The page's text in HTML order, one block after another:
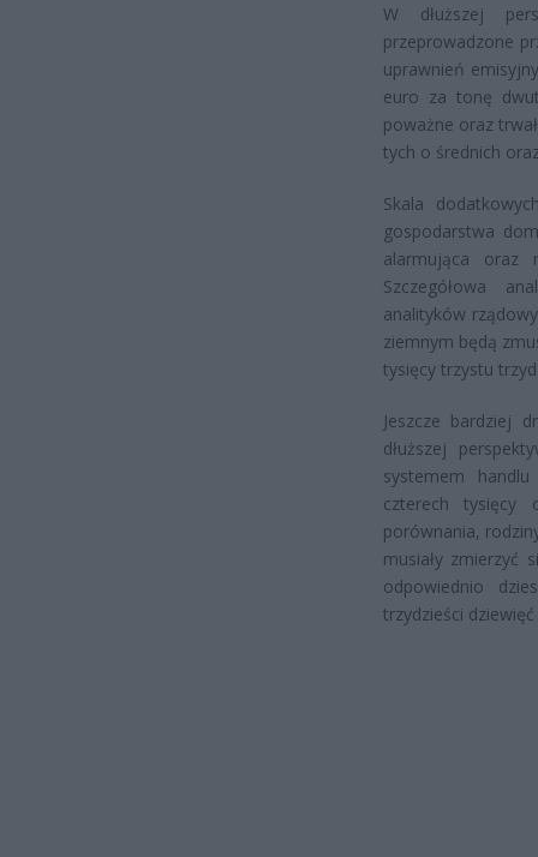
W dłuższej
przeprowadzone
uprawnień
euro za tonę
poważne oraz
tych o średnich
Skala
gospodarstwa
alarmująca oraz
Szczegółowa
analityków
ziemnym będą
tysięcy trzystu
Jeszcze bardziej
dłuższej
systemem
czterech tysięcy
porównania,
musiały zmierzyć
odpowiednio
trzydzieści